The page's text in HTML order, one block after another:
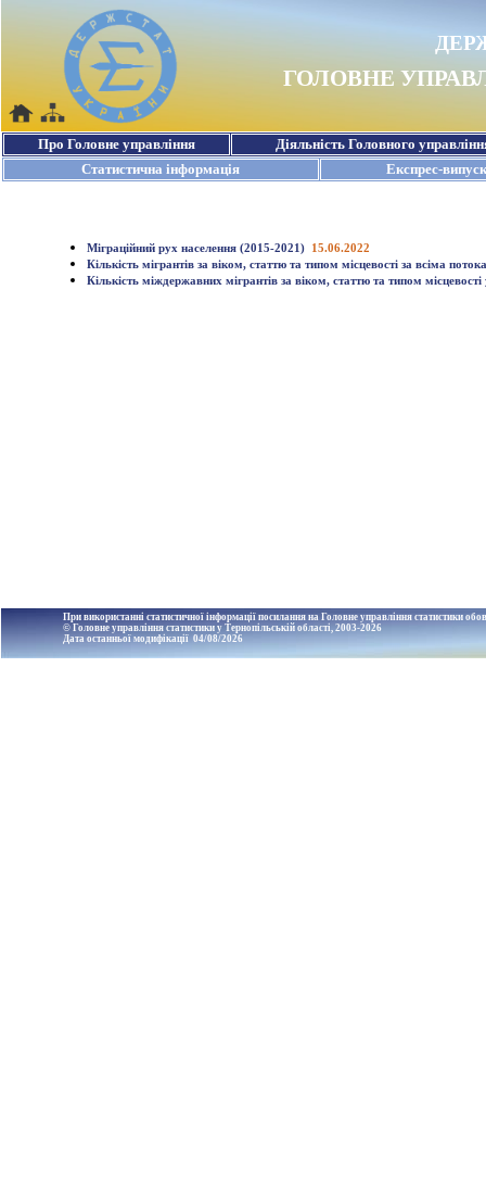
Міграційний рух населення (2015-2021) 15.06.2022
Кількість мігрантів за віком, статтю та типом місцевості за всіма
Кількість міждержавних мігрантів за віком, статтю та типом місцевості